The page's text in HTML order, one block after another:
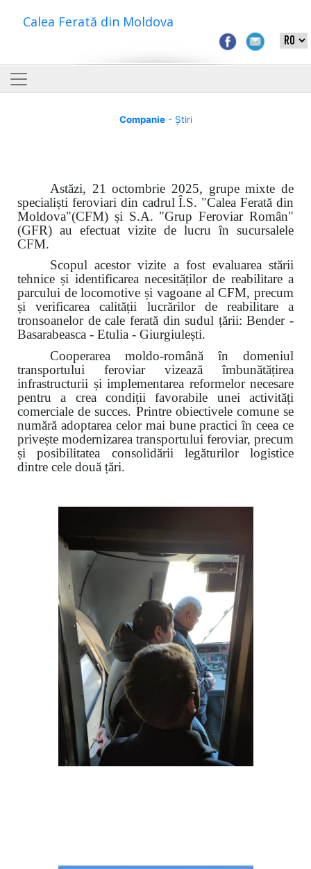
Calea Ferată din Moldova
Companie- Știri
Astăzi, 21 octombrie 2025, grupe mixte de
specialiști feroviari din cadrul Î.S. "Calea Ferată din
Moldova"(CFM) și S.A. "Grup Feroviar Român"
(GFR) au efectuat vizite de lucru în sucursalele
CFM.
Scopul acestor vizite a fost evaluarea stării
tehnice și identificarea necesităților de reabilitare a
parcului de locomotive și vagoane al CFM, precum
și verificarea calității lucrărilor de reabilitare a
tronsoanelor de cale ferată din sudul țării: Bender -
Basarabeasca - Etulia - Giurgiulești.
Cooperarea moldo-română în domeniul
transportului feroviar vizează îmbunătățirea
infrastructurii și implementarea reformelor necesare
pentru a crea condiții favorabile unei activități
comerciale de succes. Printre obiectivele comune se
numără adoptarea celor mai bune practici în ceea ce
privește modernizarea transportului feroviar, precum
și posibilitatea consolidării legăturilor logistice
dintre cele două țări.